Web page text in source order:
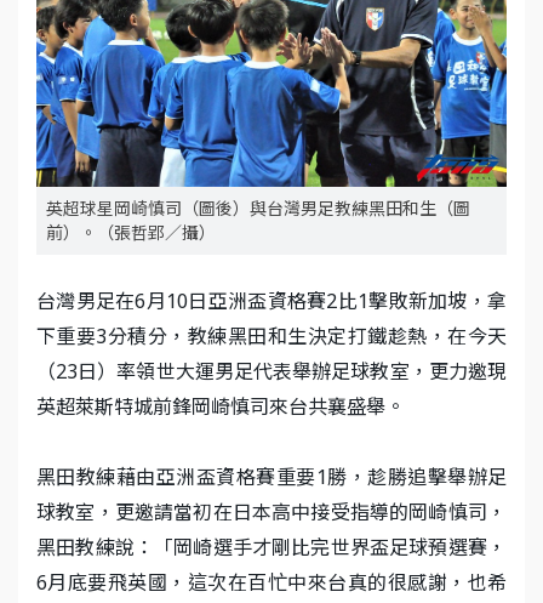
英超球星岡崎慎司（圖後）與台灣男足教練黑田和生（圖
前）。（張哲郢／攝）
台灣男足在6月10日亞洲盃資格賽2比1擊敗新加坡，拿
下重要3分積分，教練黑田和生決定打鐵趁熱，在今天
（23日）率領世大運男足代表舉辦足球教室，更力邀現
英超萊斯特城前鋒岡崎慎司來台共襄盛舉。
黑田教練藉由亞洲盃資格賽重要1勝，趁勝追擊舉辦足
球教室，更邀請當初在日本高中接受指導的岡崎慎司，
黑田教練說：「岡崎選手才剛比完世界盃足球預選賽，
6月底要飛英國，這次在百忙中來台真的很感謝，也希